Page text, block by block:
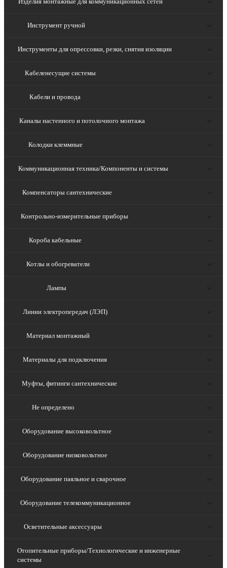
Инструмент ручной
Инструменты для опрессовки, резки, снятия изоляции
Кабеленесущие системы
Кабели и провода
Каналы настенного и потолочного монтажа
Колодки клеммные
Коммуникационная техника/Компоненты и системы
Компенсаторы сантехнические
Контрольно-измерительные приборы
Короба кабельные
Котлы и обогреватели
Лампы
Линии электропередач (ЛЭП)
Материал монтажный
Материалы для подключения
Муфты, фитинги сантехнические
Не определено
Оборудование высоковольтное
Оборудование низковольтное
Оборудование паяльное и сварочное
Оборудование телекоммуникационное
Осветительные аксессуары
Отопительные приборы/Технологические и инженерные
системы